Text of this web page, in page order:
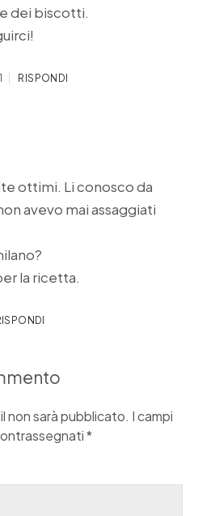
dei biscotti.
RISPONDI
ottimi. Li conosco da
avevo mai assaggiati
la ricetta.
non sarà pubblicato. I campi
*